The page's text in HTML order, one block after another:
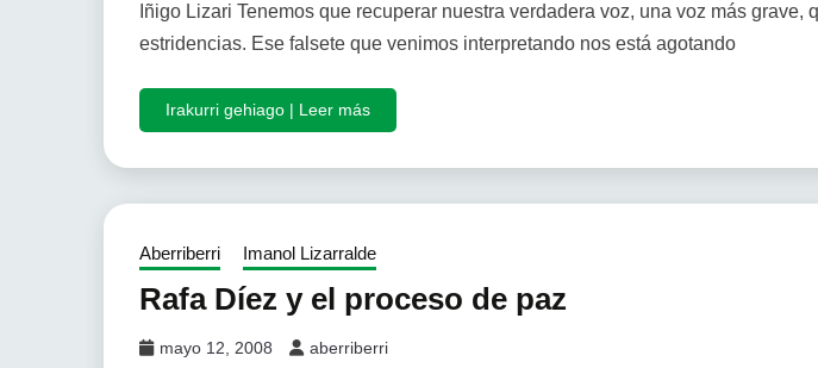
Iñigo Lizari Tenemos que recuperar nuestra verdadera voz, una voz más grave,
estridencias. Ese falsete que venimos interpretando nos está agotando
Irakurri gehiago | Leer más
Aberriberri Imanol Lizarralde
Rafa Díez y el proceso de paz
mayo 12, 2008 aberriberri